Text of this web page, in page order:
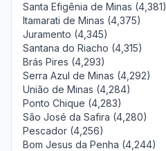
Santa Efigênia de Minas (4,381)
Itamarati de Minas (4,375)
Juramento (4,345)
Santana do Riacho (4,315)
Brás Pires (4,293)
Serra Azul de Minas (4,292)
União de Minas (4,284)
Ponto Chique (4,283)
São José da Safira (4,280)
Pescador (4,256)
Bom Jesus da Penha (4,244)